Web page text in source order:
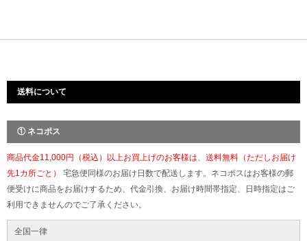
送料について
① ネコポス
商品代金11,000円（税込）以上お買上げのお客様は、送料無料（ただしお届け
先1カ所ごと） 宅急便同様のお届け日数で配送します。ネコポスはお客様の郵
便受けに商品をお届けするため、代金引換、お届け時間帯指定、日時指定はご
利用できませんのでご了承ください。
全国一律